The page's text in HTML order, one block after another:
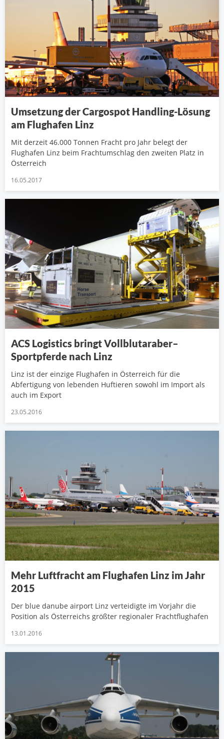
Umsetzung der Cargospot Handling-Lösung
am Flughafen Linz
Mit derzeit 46.000 Tonnen Fracht pro Jahr belegt der
Flughafen Linz beim Frachtumschlag den zweiten Platz in
Österreich
16.05.2017
ACS Logistics bringt Vollblutaraber–
Sportpferde nach Linz
Linz ist der einzige Flughafen in Österreich für die
Abfertigung von lebenden Huftieren sowohl im Import als
auch im Export
23.05.2016
Mehr Luftfracht am Flughafen Linz im Jahr
2015
Der blue danube airport Linz verteidigte im Vorjahr die
Position als Österreichs größter regionaler Frachtflughafen
13.01.2016